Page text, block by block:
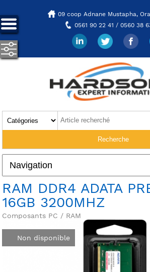
09 coop Adnane Mustapha,
0561 90 22 41 / 0560 38
RAM DDR4 ADATA
16GB 3200MHZ
Composants PC / RAM
Non disponible